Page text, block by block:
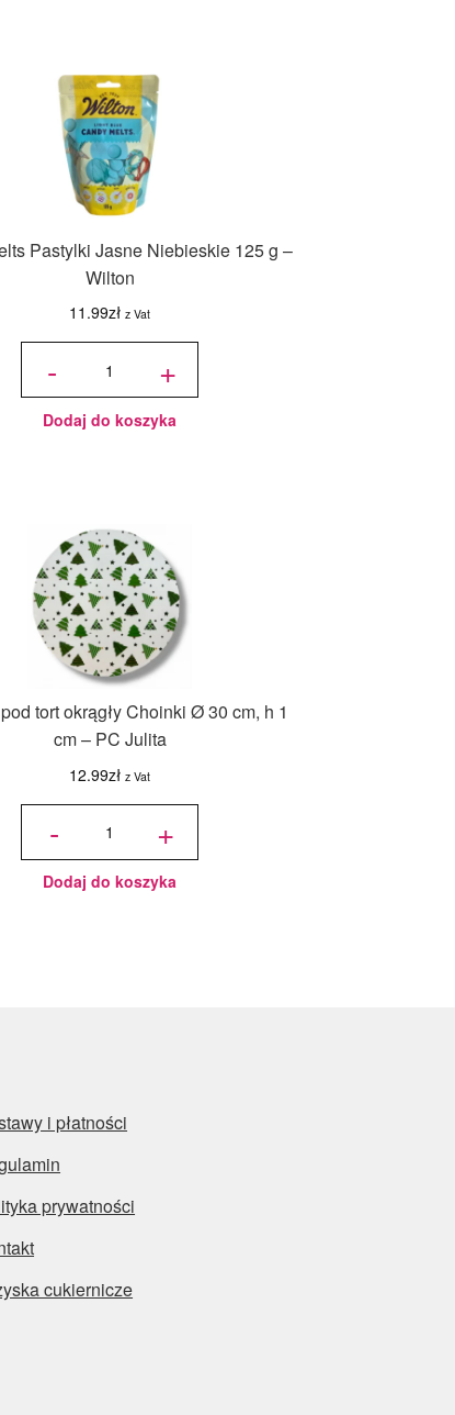
Pastylki Jasne Niebieskie 125 g –
Wilton
11.99zł z Vat
-
ilość
Pastylki
Jasne
125 g -
Wilton
+
Dodaj do koszyka
tort okrągły Choinki Ø 30 cm, h 1
cm – PC Julita
12.99zł z Vat
-
ilość
okrągły
Choinki
cm, h 1
cm - PC
+
Dodaj do koszyka
i płatności
prywatności
cukiernicze